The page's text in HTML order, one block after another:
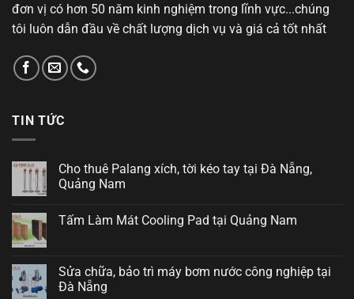
đơn vị có hơn 50 năm kinh nghiệm trong lĩnh vực...chúng
tôi luôn dẫn đầu về chất lượng dịch vụ và giá cả tốt nhất
TIN TỨC
Cho thuê Palang xích, tời kéo tay tại Đà Nẵng,
Quảng Nam
Tấm Làm Mát Cooling Pad tại Quảng Nam
Sửa chữa, bảo trì máy bơm nước công nghiệp tại
Đà Nẵng